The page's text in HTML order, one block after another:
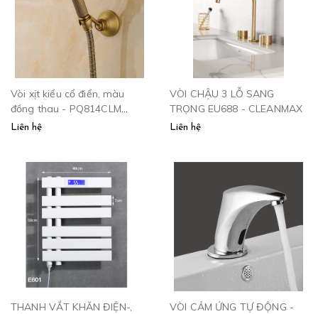
Vòi xịt kiểu cổ điển, màu
đồng thau - PQ814CLM
CLEANMAX
Liên hệ
VÒI CHẬU 3 LỖ SANG
TRỌNG EU688 - CLEANMAX
Liên hệ
THANH VẮT KHĂN ĐIỆN-,
VÒI CẢM ỨNG TỰ ĐỘNG -